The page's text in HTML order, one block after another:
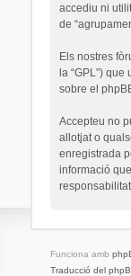
accediu ni
de
Els nostres
la “GPL”)
sobre el
Accepteu no
allotjat o
enregistrada
informació
Funciona amb
Traducció del